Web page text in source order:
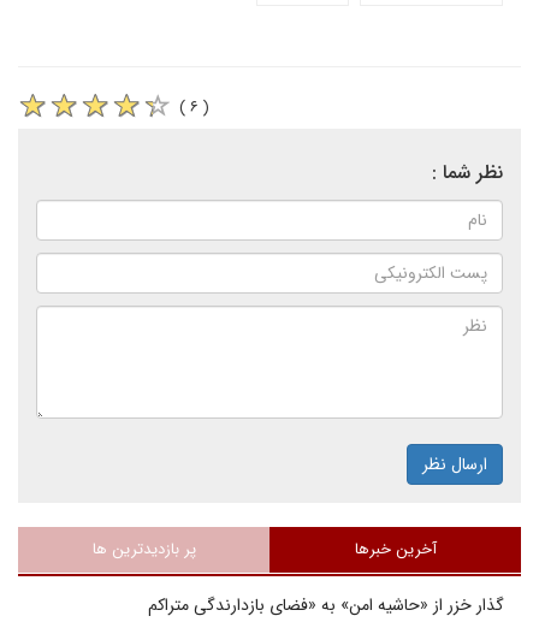
( ۶ )
نظر شما :
ارسال نظر
آخرین خبرها پر بازدیدترین ها
گذار خزر از «حاشیه امن» به «فضای بازدارندگی متراکم